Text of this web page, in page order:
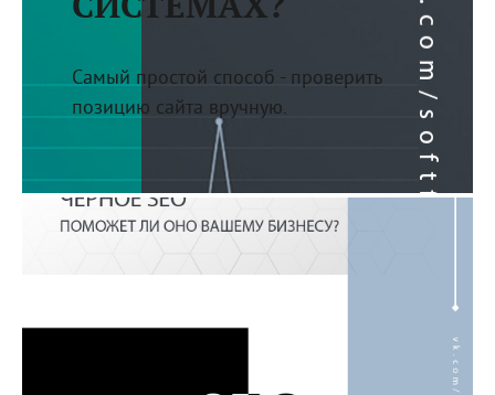
Самый простой способ - проверить
позицию сайта вручную.